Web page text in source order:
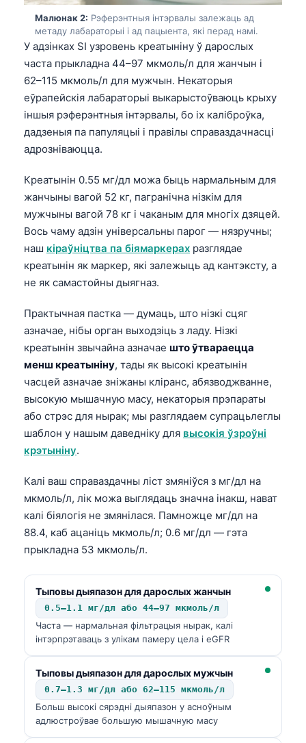
Малюнак 2: Рэферэнтныя інтэрвалы залежаць ад
метаду лабараторыі і ад пацыента, які перад намі.
У адзінках SI узровень креатыніну ў дарослых
часта прыкладна 44–97 мкмоль/л для жанчын і
62–115 мкмоль/л для мужчын. Некаторыя
еўрапейскія лабараторыі выкарыстоўваюць крыху
іншыя рэферэнтныя інтэрвалы, бо іх каліброўка,
дадзеныя па папуляцыі і правілы справаздачнасці
адрозніваюцца.
Креатынін 0.55 мг/дл можа быць нармальным для
жанчыны вагой 52 кг, пагранічна нізкім для
мужчыны вагой 78 кг і чаканым для многіх дзяцей.
Вось чаму адзін універсальны парог — нязручны;
наш кіраўніцтва па біямаркерах разглядае
креатынін як маркер, які залежыць ад кантэксту, а
не як самастойны дыягназ.
Практычная пастка — думаць, што нізкі сцяг
азначае, нібы орган выходзіць з ладу. Нізкі
креатынін звычайна азначае што ўтвараецца
менш креатыніну, тады як высокі креатынін
часцей азначае зніжаны кліранс, абязводжванне,
высокую мышачную масу, некаторыя прэпараты
або стрэс для нырак; мы разглядаем супрацьлеглы
шаблон у нашым даведніку для высокія ўзроўні
крэтыніну.
Калі ваш справаздачны ліст змяніўся з мг/дл на
мкмоль/л, лік можа выглядаць значна інакш, нават
калі біялогія не змянілася. Памножце мг/дл на
88.4, каб ацаніць мкмоль/л; 0.6 мг/дл — гэта
прыкладна 53 мкмоль/л.
Тыповы дыяпазон для дарослых жанчын
0.5–1.1 мг/дл або 44–97 мкмоль/л
Часта — нармальная фільтрацыя нырак, калі
інтэрпрэтаваць з улікам памеру цела і eGFR
Тыповы дыяпазон для дарослых мужчын
0.7–1.3 мг/дл або 62–115 мкмоль/л
Больш высокі сярэдні дыяпазон у асноўным
адлюстроўвае большую мышачную масу